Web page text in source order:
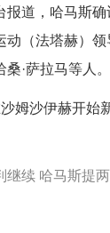
，哈马斯确
（法塔赫）
·萨拉马等人。
沙伊赫开始新
继续 哈马斯提